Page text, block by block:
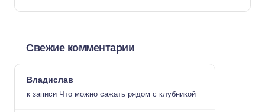
Свежие комментарии
Владислав
к записи Что можно сажать рядом с клубникой